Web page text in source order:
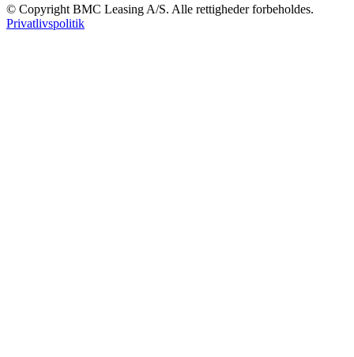
© Copyright BMC Leasing A/S. Alle rettigheder forbeholdes.
Privatlivspolitik